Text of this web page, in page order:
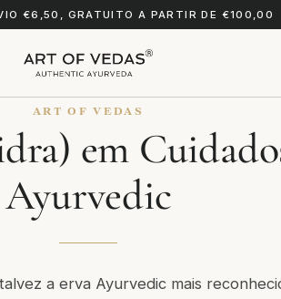
€6,50, GRATUITO A PARTIR DE €100,00
ART OF VEDAS
em
Ayurvedic
a erva Ayurvedic mais